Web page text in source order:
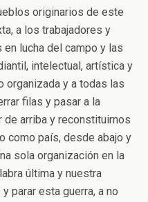
originarios de este
a los trabajadores y
lucha del campo y las
intelectual, artística y
organizada y a todas las
filas y pasar a la
arriba y reconstituirnos
como país, desde abajo y
sola organización en la
última y nuestra
parar esta guerra, a no